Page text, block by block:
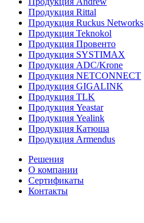
Продукция Rittal
Продукция Ruckus Networks
Продукция Teknokol
Продукция Провенто
Продукция SYSTIMAX
Продукция ADC/Krone
Продукция NETCONNECT
Продукция GIGALINK
Продукция TLK
Продукция Yeastar
Продукция Yealink
Продукция Катюша
Продукция Armendus
Решения
О компании
Сертификаты
Контакты